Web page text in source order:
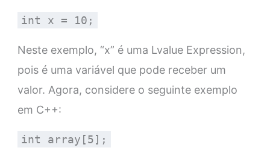
int x = 10;
Neste exemplo, “x” é uma Lvalue Expression,
pois é uma variável que pode receber um
valor. Agora, considere o seguinte exemplo
em C++:
int array[5];